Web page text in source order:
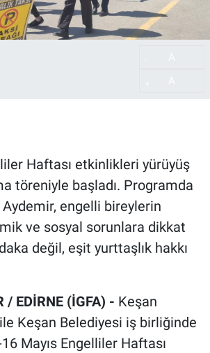
Haftası etkinlikleri yürüyüş
töreniyle başladı. Programda
engelli bireylerin
ve sosyal sorunlara dikkat
değil, eşit yurttaşlık hakkı
/ EDİRNE (İGFA) - Keşan
Keşan Belediyesi iş birliğinde
Mayıs Engelliler Haftası